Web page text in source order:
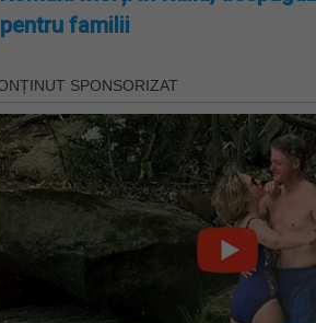
pentru familii